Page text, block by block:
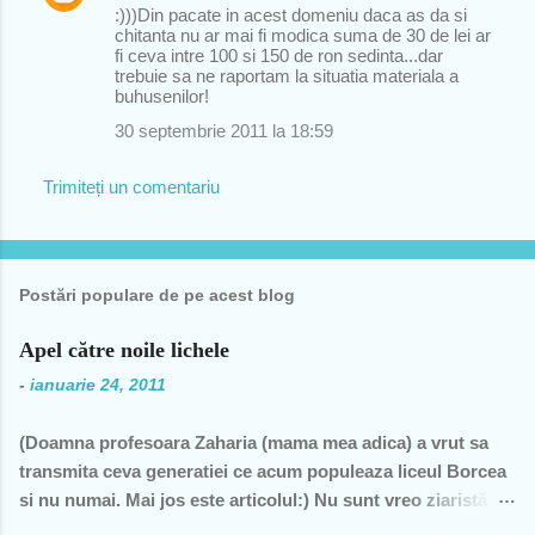
:)))Din pacate in acest domeniu daca as da si
chitanta nu ar mai fi modica suma de 30 de lei ar
fi ceva intre 100 si 150 de ron sedinta...dar
trebuie sa ne raportam la situatia materiala a
buhusenilor!
30 septembrie 2011 la 18:59
Trimiteți un comentariu
Postări populare de pe acest blog
Apel către noile lichele
- ianuarie 24, 2011
(Doamna profesoara Zaharia (mama mea adica) a vrut sa
transmita ceva generatiei ce acum populeaza liceul Borcea
si nu numai. Mai jos este articolul:) Nu sunt vreo ziaristă